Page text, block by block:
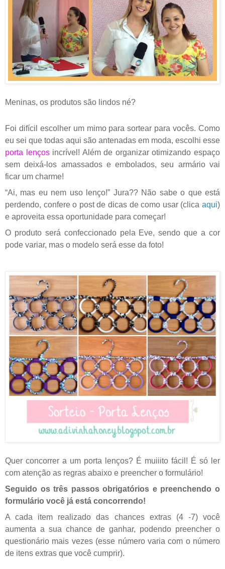
Meninas, os produtos são lindos né?
Foi difícil escolher um mimo para sortear para vocês. Como
eu sei que todas aqui são antenadas em moda, escolhi esse
porta lençosincrível! Além de organizar otimizando espaço
sem deixá-los amassados e embolados, seu armário vai
ficar um charme!
“Ai, mas eu nem uso lenço!” Jura?? Não sabe o que está
perdendo, confere o post de dicas de como usar (clica aqui)
e aproveita essa oportunidade para começar!
O produto será confeccionado pela Eve, sendo que a cor
pode variar, mas o modelo será esse da foto!
Quer concorrer a um porta lenços? É muiiito fácil! É só ler
com atenção as regras abaixo e preencher o formulário!
Seguido os três passos obrigatórios e preenchendo o
formulário você já está concorrendo!
A cada item realizado das chances extras (4 -7) você
aumenta a sua chance de ganhar, podendo preencher o
questionário mais vezes (esse número varia com o número
de itens extras que você cumprir).